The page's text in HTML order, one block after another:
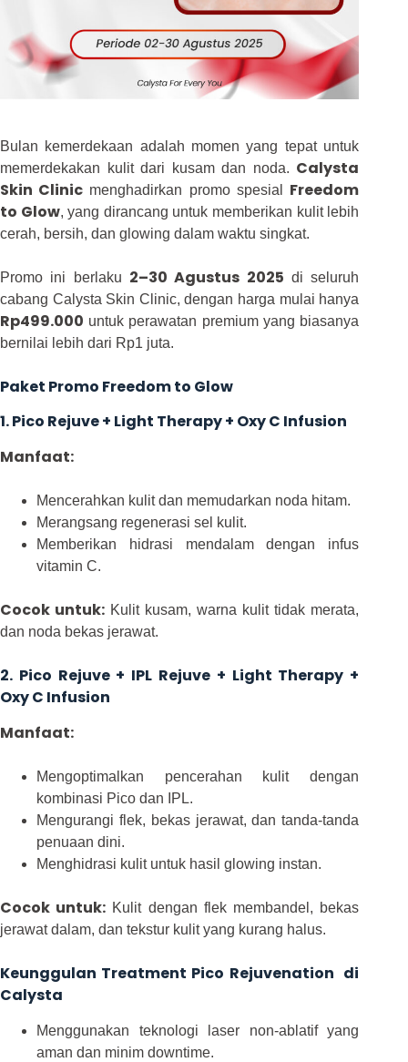
Bulan kemerdekaan adalah momen yang tepat untuk
memerdekakan kulit dari kusam dan noda. Calysta
Skin Clinic menghadirkan promo spesial Freedom
to Glow, yang dirancang untuk memberikan kulit lebih
cerah, bersih, dan glowing dalam waktu singkat.
Promo ini berlaku 2–30 Agustus 2025 di seluruh
cabang Calysta Skin Clinic, dengan harga mulai hanya
Rp499.000 untuk perawatan premium yang biasanya
bernilai lebih dari Rp1 juta.
Paket Promo Freedom to Glow
1. Pico Rejuve + Light Therapy + Oxy C Infusion
Manfaat:
Mencerahkan kulit dan memudarkan noda hitam.
Merangsang regenerasi sel kulit.
Memberikan hidrasi mendalam dengan infus
vitamin C.
Cocok untuk: Kulit kusam, warna kulit tidak merata,
dan noda bekas jerawat.
2. Pico Rejuve + IPL Rejuve + Light Therapy +
Oxy C Infusion
Manfaat:
Mengoptimalkan pencerahan kulit dengan
kombinasi Pico dan IPL.
Mengurangi flek, bekas jerawat, dan tanda-tanda
penuaan dini.
Menghidrasi kulit untuk hasil glowing instan.
Cocok untuk: Kulit dengan flek membandel, bekas
jerawat dalam, dan tekstur kulit yang kurang halus.
Keunggulan Treatment Pico Rejuvenation di
Calysta
Menggunakan teknologi laser non-ablatif yang
aman dan minim downtime.